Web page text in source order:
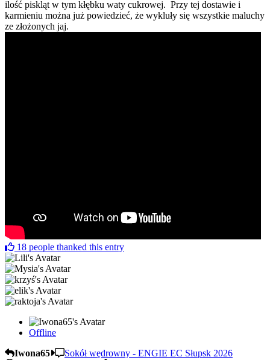
ilość piskląt w tym kłębku waty cukrowej. Przy tej dostawie i
karmieniu można już powiedzieć, że wykluły się wszystkie maluchy
ze złożonych jaj.
18 people thanked this entry
Offline
Iwona65
Sokół wędrowny - ENGIE EC Słupsk 2026